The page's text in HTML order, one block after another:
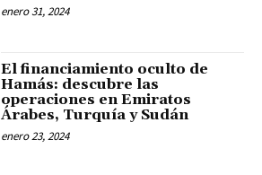
enero 31, 2024
El financiamiento oculto de
Hamás: descubre las
operaciones en Emiratos
Árabes, Turquía y Sudán
enero 23, 2024